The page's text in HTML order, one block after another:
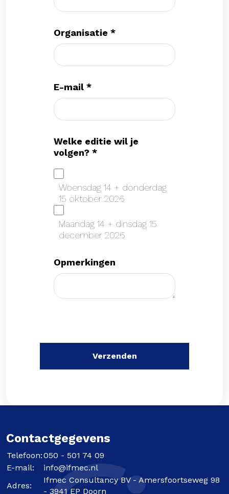
Organisatie*
E-mail*
Welke editie wil je
volgen?*
Woensdag 14 + donderdag
15 oktober 2026
Maandag 14 + dinsdag 15
december 2026
Opmerkingen
Contactgegevens
Telefoon:050 - 501 74 09
E-mail:
info@ifmec.nl
Adres:
Ifmec Consultancy BV - Amersfoortseweg 98
- 3941 EP Doorn